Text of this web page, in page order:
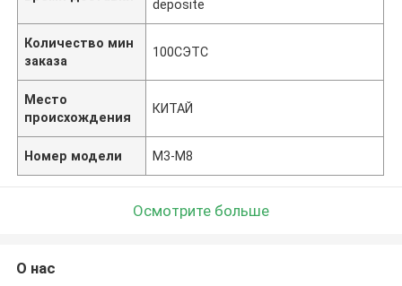
deposite
Количество мин
заказа
100СЭТС
Место
происхождения
КИТАЙ
Номер модели M3-M8
Осмотрите больше
О нас